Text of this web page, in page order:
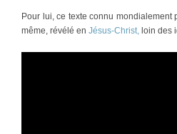
Pour lui, ce texte connu
même, révélé en Jésus-Christ, loin des